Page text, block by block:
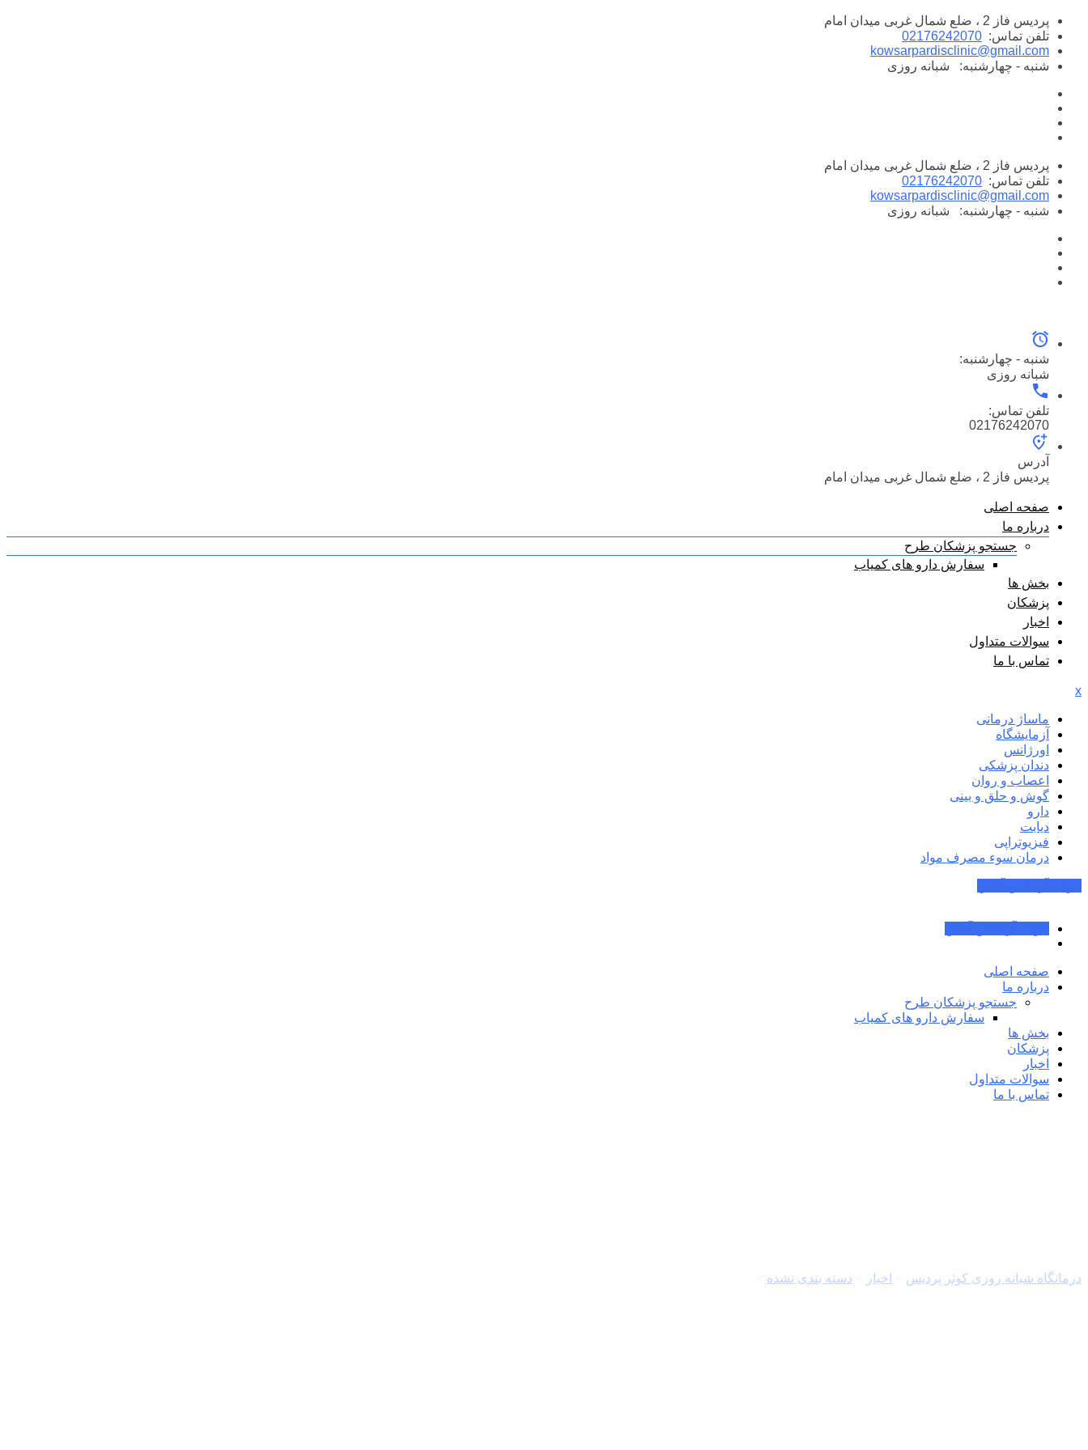
پرش
محتوا
پردیس فاز 2 ، ضلع شمال غربی میدان امام
تلفن تماس: 02176242070
kowsarpardisclinic@gmail.com
شنبه - چهارشنبه:
شبانه روزی
پردیس فاز 2 ، ضلع شمال غربی میدان امام
تلفن تماس: 02176242070
kowsarpardisclinic@gmail.com
شنبه - چهارشنبه:
شبانه روزی
شنبه - چهارشنبه:
شبانه روزی
تلفن تماس:
02176242070
آدرس
پردیس فاز 2 ، ضلع شمال غربی میدان امام
صفحه اصلی
درباره ما
جستجو پزشکان طرح
سفارش دارو های کمیاب
بخش ها
پزشکان
اخبار
سوالات متداول
تماس با ما
x
ماساژ درمانی
آزمایشگاه
اورژانس
دندان پزشکی
اعصاب و روان
گوش و حلق و بینی
دارو
دیابت
فیزیوتراپی
درمان سوء مصرف مواد
صفحه اصلی
درباره ما
جستجو پزشکان طرح
سفارش دارو های کمیاب
بخش ها
پزشکان
اخبار
سوالات متداول
تماس با ما
درمانگاه شبانه روزی کوثر پردیس اخبار دسته بندی نشده